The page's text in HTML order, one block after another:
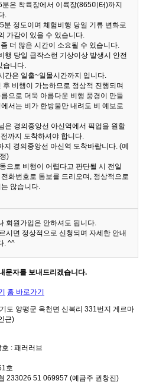
은 착륙장에서 이륙장(865미터)까지
.
분 정도이며 체험비행 당일 기류 변화로
가감이 있을 수 있습니다.
더 많은 시간이 소요될 수 있습니다.
행 당일 급작스런 기상이상 발생시 안전
습니다.
간은 일출~일몰시간까지 입니다.
비행이 가능하므로 정상적 진행되며
으로 더욱 아름다운 비행 풍경이 만들
서는 비가 한방울만 내려도 비 예보로
은 경의중앙선 아신역에서 픽업을 원할
까지 도착하셔야 합니다.
경의중앙선 아신역 도착바랍니다. (예
)
으로 비행이 어렵다고 판단될 시 전일
화번호로 통보를 드리오며, 정상적으로
않습니다.
회원가입은 안하셔도 됩니다.
시면 정상적으로 신청되며 자세한 안내
. ^^
문자를 보내드리겠습니다.
홈 바로가기
도 양평군 옥천면 신복리 331번지 게르마
근)
호 : 패러러브
호
51 069957 (예금주 권창진)